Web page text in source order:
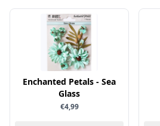
Enchanted Petals - Sea
Glass
€4,99